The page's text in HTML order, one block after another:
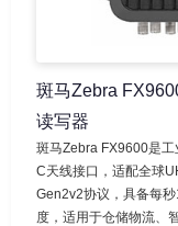
斑马Zebra
读写器
斑马Zebra FX9600是
C天线接口，适配全球
Gen2v2协议，具备每
度，适用于仓储物流、